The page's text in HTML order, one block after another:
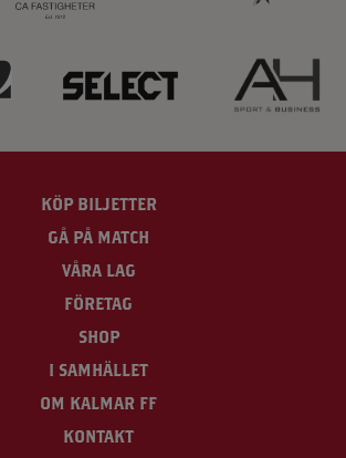
KÖP BILJETTER
GÅ PÅ MATCH
VÅRA LAG
FÖRETAG
SHOP
I SAMHÄLLET
OM KALMAR FF
KONTAKT